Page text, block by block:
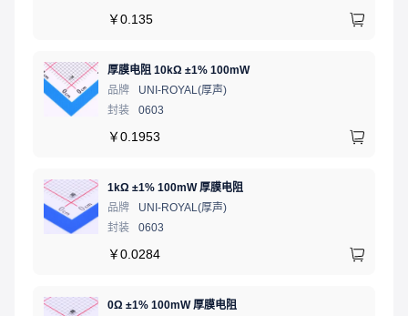
￥0.135
厚膜电阻 10kΩ ±1% 100mW
品牌
UNI-ROYAL(厚声)
封装
0603
￥0.1953
1kΩ ±1% 100mW 厚膜电阻
品牌
UNI-ROYAL(厚声)
封装
0603
￥0.0284
0Ω ±1% 100mW 厚膜电阻